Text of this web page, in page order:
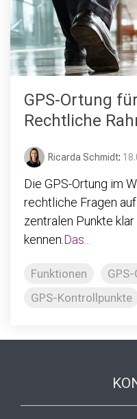
GPS-Ortung
Rechtliche
Ricarda Schmidt:
Die GPS-Ortung im
rechtliche Fragen
zentralen Punkte
kennen. Das...
Funktionen
GPS-Kontrollpunkte